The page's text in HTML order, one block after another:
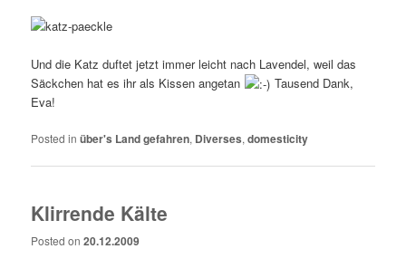
Und die Katz duftet jetzt immer leicht nach Lavendel, weil das
Säckchen hat es ihr als Kissen angetan
Tausend Dank,
Eva!
Posted in über's Land gefahren, Diverses,domesticity
Klirrende Kälte
Posted on20.12.2009